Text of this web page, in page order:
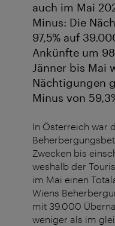
auch im Mai
Minus: Die
97,5% auf
Ankünfte um
Jänner bis Mai
Nächtigungen
Minus von
In Österreich war
Zwecken bis
weshalb der
im Mai einen
Wiens
mit 39.000
weniger als im